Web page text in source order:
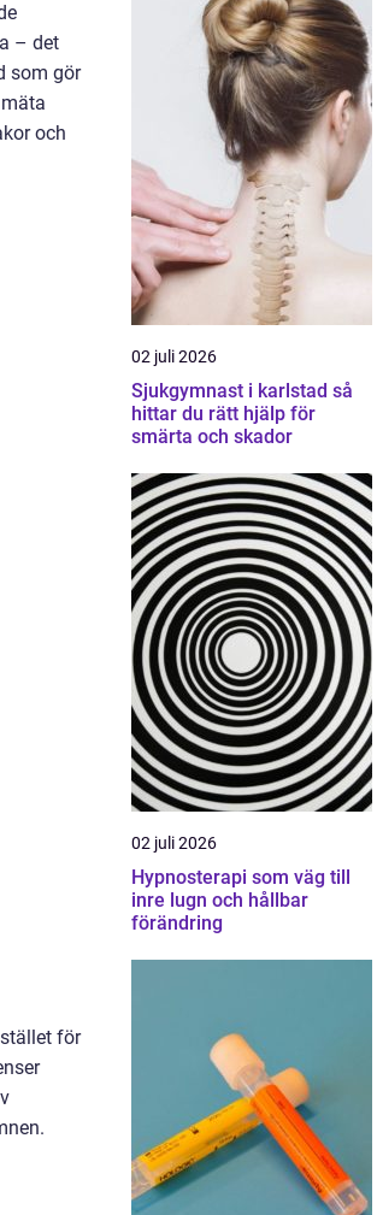
– det
som gör
och
för
02 juli 2026
Sjukgymnast i karlstad så
hittar du rätt hjälp för
smärta och skador
02 juli 2026
Hypnosterapi som väg till
inre lugn och hållbar
förändring